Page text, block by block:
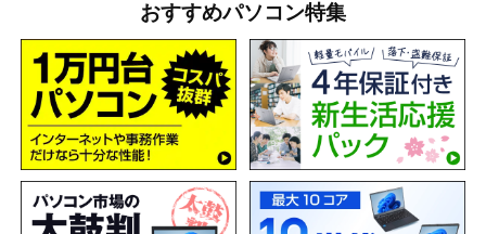
おすすめパソコン特集